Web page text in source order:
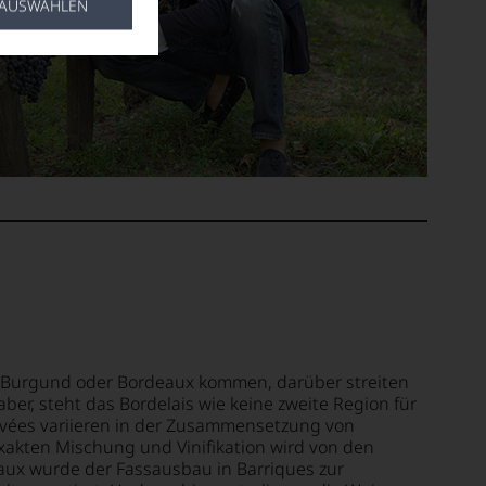
oder Bordeaux kommen, darüber streiten
steht das Bordelais wie keine zweite Region für
variieren in der Zusammensetzung von
Mischung und Vinifikation wird von den
wurde der Fassausbau in Barriques zur